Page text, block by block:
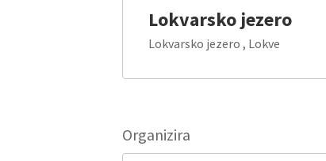
Lokvarsko jezero
Lokvarsko jezero , Lokve
Organizira